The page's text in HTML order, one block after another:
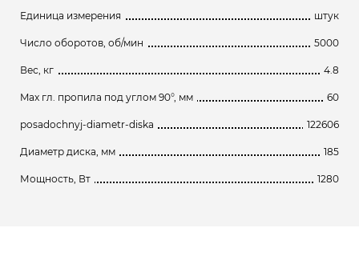
Единица измерения штук
Число оборотов, об/мин 5000
Вес, кг 4.8
Max гл. пропила под углом 90°, мм 60
posadochnyj-diametr-diska 122606
Диаметр диска, мм 185
Мощность, Вт 1280